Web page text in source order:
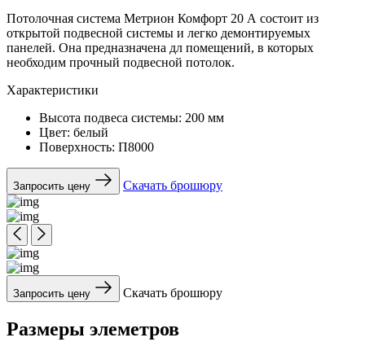
Потолочная система Метрион Комфорт 20 А состоит из
открытой подвесной системы и легко демонтируемых
панелей. Она предназначена дл помещений, в которых
необходим прочный подвесной потолок.
Характеристики
Высота подвеса системы: 200 мм
Цвет: белый
Поверхность: П8000
Запросить цену Скачать брошюру
Запросить цену Скачать брошюру
Размеры элеметров